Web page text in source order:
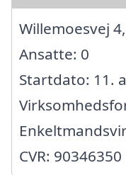
Willemoesvej
Ansatte: 0
Startdato: 11.
CVR: 90346350